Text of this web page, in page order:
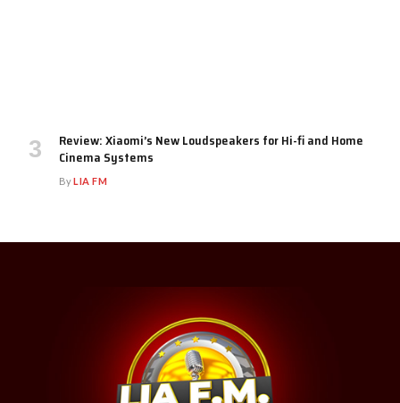
Review: Xiaomi’s New Loudspeakers for Hi-fi and Home
Cinema Systems
ByLIA FM